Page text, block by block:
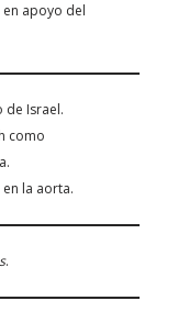
en apoyo del
de Israel.
como
la aorta.
.